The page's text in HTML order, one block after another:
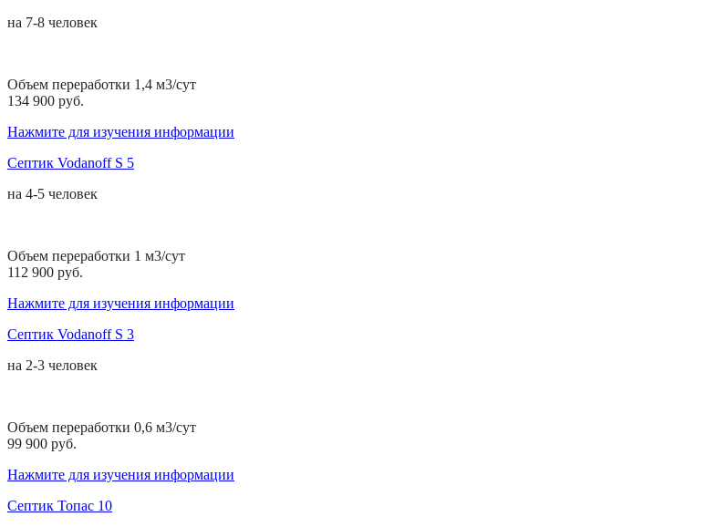
на 7-8 человек
Объем переработки 1,4 м3/сут
134 900 руб.
Нажмите для изучения информации
Септик Vodanoff S 5
на 4-5 человек
Объем переработки 1 м3/сут
112 900 руб.
Нажмите для изучения информации
Септик Vodanoff S 3
на 2-3 человек
Объем переработки 0,6 м3/сут
99 900 руб.
Нажмите для изучения информации
Септик Топас 10